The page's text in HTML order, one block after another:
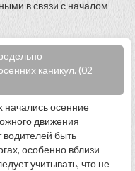
в связи с началом
каникул. (02
начались осенние
движения
водителей быть
особенно вблизи
учитывать, что не